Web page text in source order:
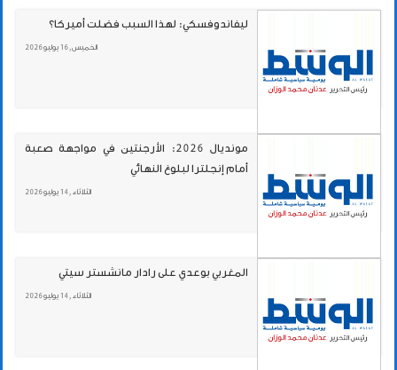
ليفاندوفسكي: لهذا السبب فضلت أميركا؟
الخميس , 16 يوليو 2026
مونديال 2026: الأرجنتين في مواجهة صعبة
أمام إنجلترا لبلوغ النهائي
الثلاثاء , 14 يوليو 2026
المغربي بوعدي على رادار مانشستر سيتي
الثلاثاء , 14 يوليو 2026